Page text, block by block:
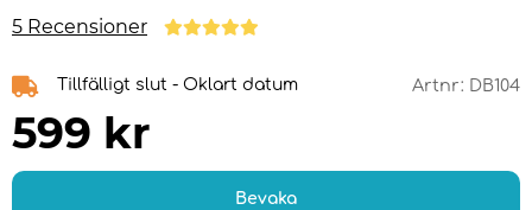
5 Recensioner
Tillfälligt slut - Oklart datum Artnr: DB104
599 kr
Bevaka